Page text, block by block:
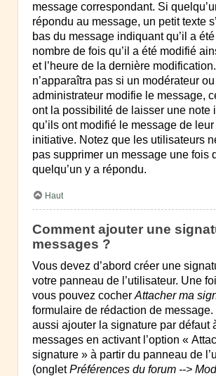
message correspondant. Si
répondu au message, un petit texte
bas du message indiquant qu’il a
nombre de fois qu’il a été modifié
et l’heure de la dernière
n’apparaîtra pas si un modérateur
administrateur modifie le message,
ont la possibilité de laisser une note
qu’ils ont modifié le message de
initiative. Notez que les utilisateurs
pas supprimer un message une fois
quelqu’un y a répondu.
Haut
Comment ajouter une
messages ?
Vous devez d’abord créer une
votre panneau de l’utilisateur. Une
vous pouvez cocher Attacher ma
formulaire de rédaction de message.
aussi ajouter la signature par défaut
messages en activant l’option «
signature » à partir du panneau de
(ongletPréférences du forum -->